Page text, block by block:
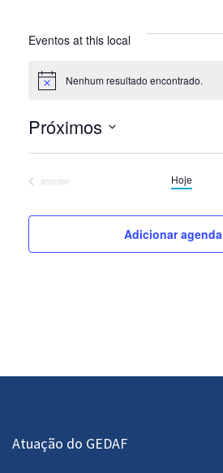
Eventos at this local
Notice Nenhum resultado encontrado.
Próximos
Selecione
Eventos
anterior Hoje
Adicionar agenda
Atuação do GEDAF